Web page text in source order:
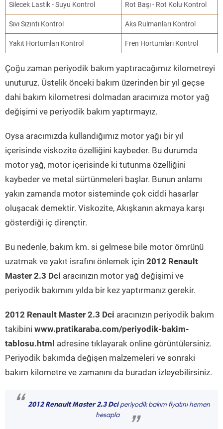
Silecek Lastik - Suyu Kontrol Rot Başı - Rot Kolu Kontrol
Sıvı Sızıntı Kontrol Aks Rulmanları Kontrol
Yakıt Hortumları Kontrol Fren Hortumları Kontrol
Çoğu zaman periyodik bakım yaptıracağımız kilometreyi
unuturuz. Üstelik önceki bakım üzerinden bir yıl geçse
dahi bakım kilometresi dolmadan aracımıza motor yağ
değişimi ve periyodik bakım yaptırmayız.
Oysa aracımızda kullandığımız motor yağı bir yıl
içerisinde viskozite özelliğini kaybeder. Bu durumda
motor yağ, motor içerisinde ki tutunma özelliğini
kaybeder ve metal sürtünmeleri başlar. Bunun anlamı
yakın zamanda motor sisteminde çok ciddi hasarlar
oluşacak demektir. Viskozite, Akışkanın akmaya karşı
gösterdiği iç dirençtir.
Bu nedenle, bakım km. si gelmese bile motor ömrünü
uzatmak ve yakıt israfını önlemek için 2012 Renault
Master 2.3 Dci aracınızın motor yağ değişimi ve
periyodik bakımını yılda bir kez yaptırmanız gerekir.
2012 Renault Master 2.3 Dci aracınızın periyodik bakım
takibini www.pratikaraba.com/periyodik-bakim-
tablosu.html adresine tıklayarak online görüntülersiniz.
Periyodik bakımda değişen malzemeleri ve sonraki
bakım kilometre ve zamanını da buradan izleyebilirsiniz.
“ 2012 Renault Master 2.3 Dciperiyodik bakım fiyatını hemen
hesapla